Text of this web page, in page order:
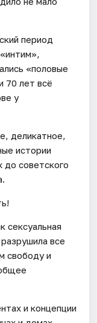
период
«половые
70 лет всё
у
деликатное,
истории
советского
сексуальная
все
свободу и
и концепции